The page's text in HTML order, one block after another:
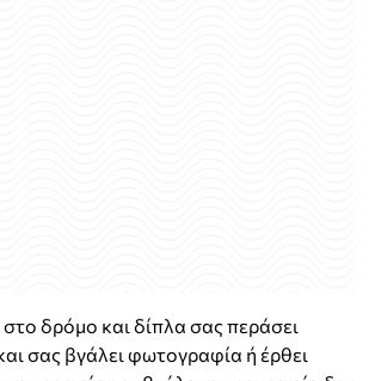
στο δρόμο και δίπλα σας περάσει
σας βγάλει φωτογραφία ή έρθει